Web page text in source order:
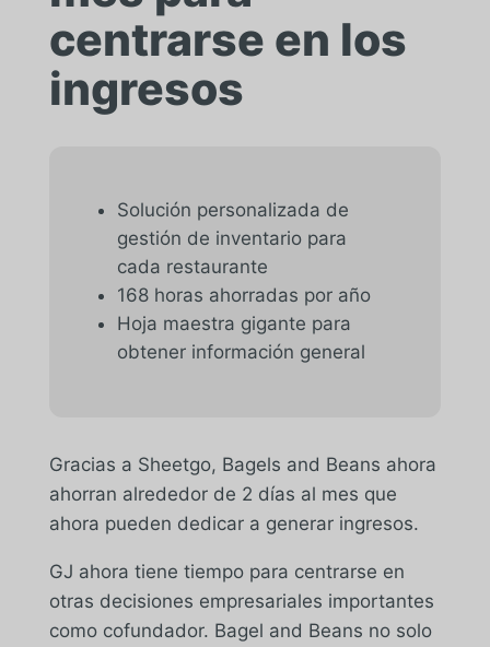
centrarse en los
ingresos
Solución personalizada de
gestión de inventario para
cada restaurante
168 horas ahorradas por año
Hoja maestra gigante para
obtener información general
Gracias a Sheetgo, Bagels and Beans ahora
ahorran alrededor de 2 días al mes que
ahora pueden dedicar a generar ingresos.
GJ ahora tiene tiempo para centrarse en
otras decisiones empresariales importantes
como cofundador. Bagel and Beans no solo